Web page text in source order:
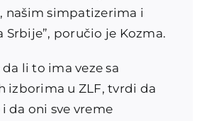
našim simpatizerima i
Srbije”, poručio je Kozma.
li to ima veze sa
izborima u ZLF, tvrdi da
da oni sve vreme